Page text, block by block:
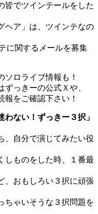
皆でツインテールをした
ヘア」は、ツインテなの
に関するメールを募集
ロライブ情報も！
っきーの公式Ｘや、
をご確認下さい！
わない！ずっきー３択」
、自分で演じてみたい役
しものをした時、１番最
、おもしろい３択に頑張
ちゃいそうな３択問題を